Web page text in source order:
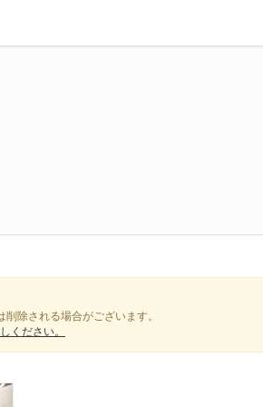
除される場合がございます。
ください。